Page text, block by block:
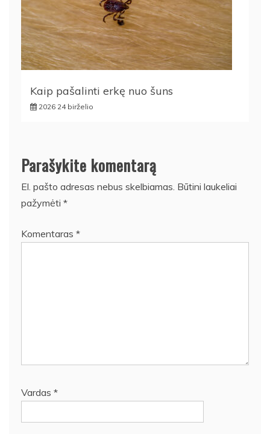
Kaip pašalinti erkę nuo šuns
2026 24 birželio
Parašykite komentarą
El. pašto adresas nebus skelbiamas. Būtini laukeliai
pažymėti *
Komentaras *
Vardas *